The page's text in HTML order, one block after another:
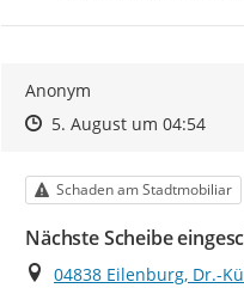
Anonym
Zeitpunkt des Erstellens
Zeitpunkt des Erstellens
5. August um 04:54Zur
Kategorie
Schaden am Stadtmobiliar
Nächste Scheibe
Ort
04838 Eilenburg, Dr.-